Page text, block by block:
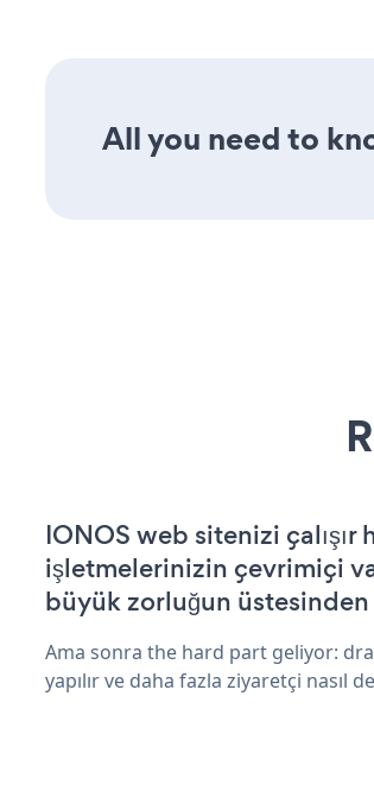
All you need to
IONOS web sitenizi
işletmelerinizin çevrimiçi
büyük zorluğun
Ama sonra the hard part geliyor:
yapılır ve daha fazla ziyaretçi nasıl